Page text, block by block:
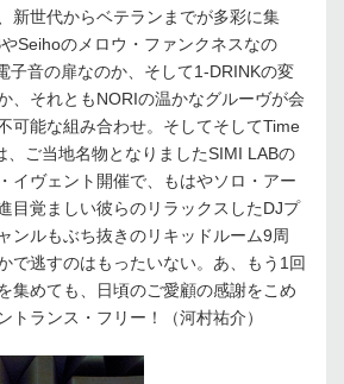
新世代からベテランまでが多彩に集
Seihoのメロウ・ファンクネスなの
子音の扉なのか、そして1-DRINKの変
、それともNORIの温かなグルーヴが会
可能な組み合わせ。そしてそしてTime
、ご当地名物となりましたSIMI LABの
イヴェント開催で、もはやソロ・アー
目覚ましい彼らのリラックスしたDJプ
ルもぶち抜きのリキッドルーム9周
で逃すのはもったいない。あ、もう1回
集めても、日頃のご愛顧の感謝をこめ
トランス・フリー！（河村祐介）